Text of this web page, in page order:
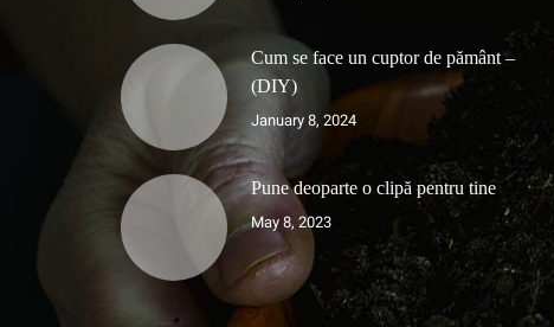
Cum se face un cuptor de pământ –
(DIY)
January 8, 2024
Pune deoparte o clipă pentru tine
May 8, 2023